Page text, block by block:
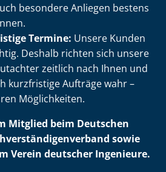
besondere Anliegen bestens
Termine: Unsere Kunden
Deshalb richten sich unsere
zeitlich nach Ihnen und
kurzfristige Aufträge wahr –
Möglichkeiten.
Mitglied beim Deutschen
sowie
Verein deutscher Ingenieure.